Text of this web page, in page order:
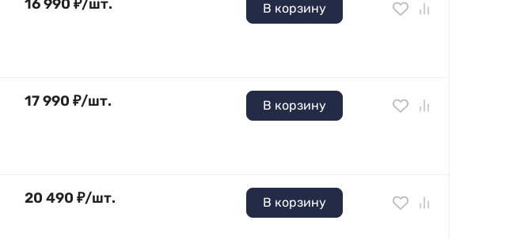
16 990 ₽/шт. В корзину
17 990 ₽/шт. В корзину
20 490 ₽/шт. В корзину